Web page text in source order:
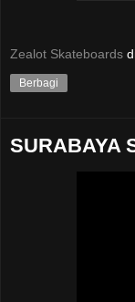
Zealot Skateboards
Berbagi
SURABAYA